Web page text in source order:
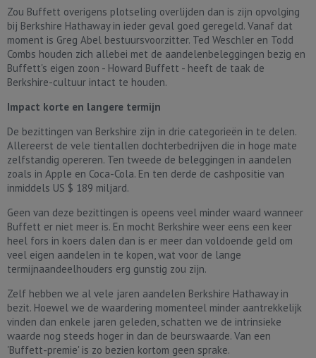
Zou Buffett overigens plotseling overlijden dan is zijn opvolging
bij Berkshire Hathaway in ieder geval goed geregeld. Vanaf dat
moment is Greg Abel bestuursvoorzitter. Ted Weschler en Todd
Combs houden zich allebei met de aandelenbeleggingen bezig en
Buffett's eigen zoon - Howard Buffett - heeft de taak de
Berkshire-cultuur intact te houden.
Impact korte en langere termijn
De bezittingen van Berkshire zijn in drie categorieën in te delen.
Allereerst de vele tientallen dochterbedrijven die in hoge mate
zelfstandig opereren. Ten tweede de beleggingen in aandelen
zoals in Apple en Coca-Cola. En ten derde de cashpositie van
inmiddels US $ 189 miljard.
Geen van deze bezittingen is opeens veel minder waard wanneer
Buffett er niet meer is. En mocht Berkshire weer eens een keer
heel fors in koers dalen dan is er meer dan voldoende geld om
veel eigen aandelen in te kopen, wat voor de lange
termijnaandeelhouders erg gunstig zou zijn.
Zelf hebben we al vele jaren aandelen Berkshire Hathaway in
bezit. Hoewel we de waardering momenteel minder aantrekkelijk
vinden dan enkele jaren geleden, schatten we de intrinsieke
waarde nog steeds hoger in dan de beurswaarde. Van een
'Buffett-premie' is zo bezien kortom geen sprake.